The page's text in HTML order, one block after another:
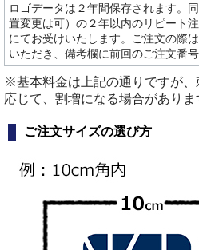
ロゴデータは２年間保存されます。
置変更は可）の２年以内のリピート
にてお受けいたします。ご注文の際
いただき、備考欄に前回のご注文番
※基本料金は上記の通りですが、
応じて、割増になる場合がありま
ご注文サイズの選び方